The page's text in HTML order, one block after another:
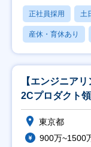
正社員採用 土
産休・育休あり
【エンジニア
2Cプロダクト
東京都
900万~1500